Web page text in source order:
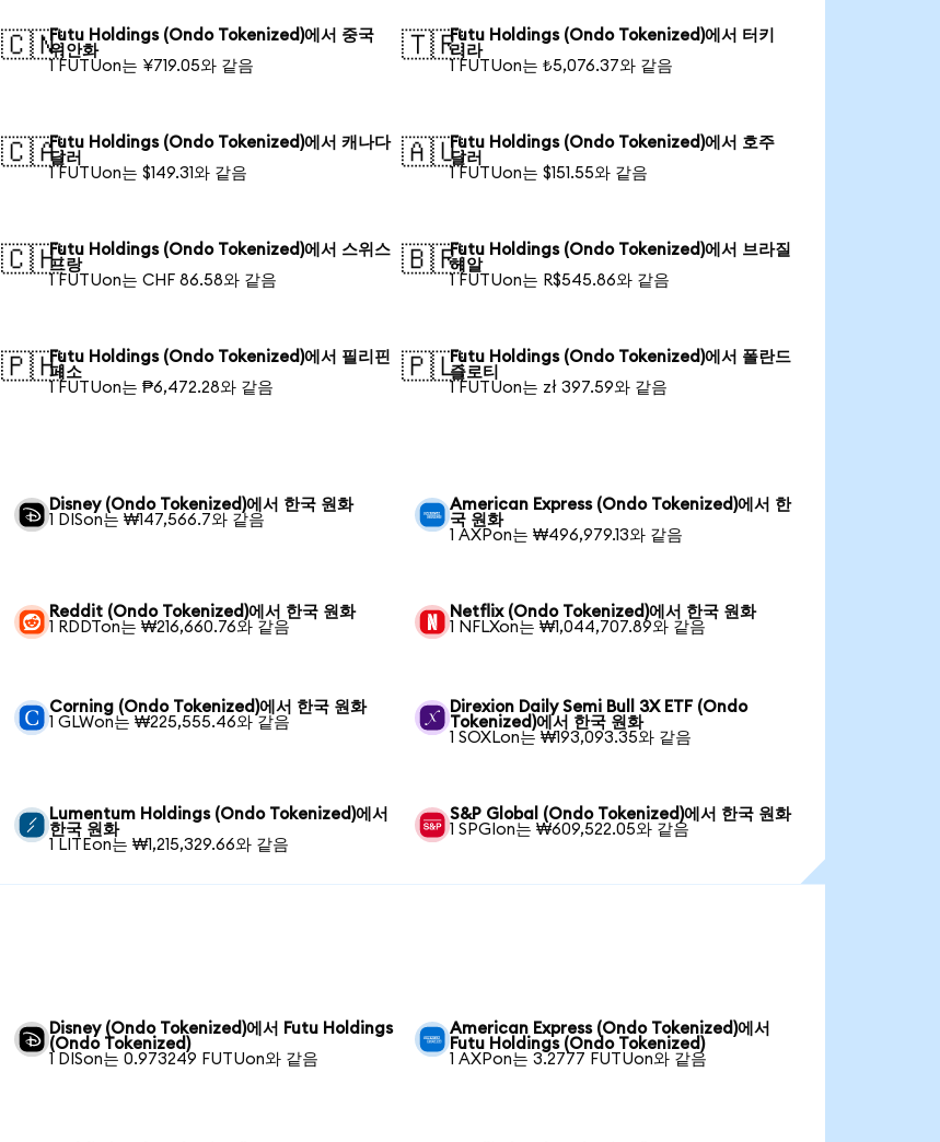
🇨🇳Futu Holdings (Ondo Tokenized)에서 중국
위안화
1 FUTUon는 ¥719.05와 같음
🇹🇷Futu Holdings (Ondo Tokenized)에서 터키
리라
1 FUTUon는 ₺5,076.37와 같음
🇨🇦Futu Holdings (Ondo Tokenized)에서 캐나다
달러
1 FUTUon는 $149.31와 같음
🇦🇺Futu Holdings (Ondo Tokenized)에서 호주
달러
1 FUTUon는 $151.55와 같음
🇨🇭Futu Holdings (Ondo Tokenized)에서 스위스
프랑
1 FUTUon는 CHF 86.58와 같음
🇧🇷Futu Holdings (Ondo Tokenized)에서 브라질
헤알
1 FUTUon는 R$545.86와 같음
🇵🇭Futu Holdings (Ondo Tokenized)에서 필리핀
페소
1 FUTUon는 ₱6,472.28와 같음
🇵🇱Futu Holdings (Ondo Tokenized)에서 폴란드
즐로티
1 FUTUon는 zł 397.59와 같음
Disney (Ondo Tokenized)에서 한국 원화
1 DISon는 ₩147,566.7와 같음
American Express (Ondo Tokenized)에서 한
국 원화
1 AXPon는 ₩496,979.13와 같음
Reddit (Ondo Tokenized)에서 한국 원화
1 RDDTon는 ₩216,660.76와 같음
Netflix (Ondo Tokenized)에서 한국 원화
1 NFLXon는 ₩1,044,707.89와 같음
Corning (Ondo Tokenized)에서 한국 원화
1 GLWon는 ₩225,555.46와 같음
Direxion Daily Semi Bull 3X ETF (Ondo
Tokenized)에서 한국 원화
1 SOXLon는 ₩193,093.35와 같음
Lumentum Holdings (Ondo Tokenized)에서
한국 원화
1 LITEon는 ₩1,215,329.66와 같음
S&P Global (Ondo Tokenized)에서 한국 원화
1 SPGIon는 ₩609,522.05와 같음
Disney (Ondo Tokenized)에서 Futu Holdings
(Ondo Tokenized)
1 DISon는 0.973249 FUTUon와 같음
American Express (Ondo Tokenized)에서
Futu Holdings (Ondo Tokenized)
1 AXPon는 3.2777 FUTUon와 같음